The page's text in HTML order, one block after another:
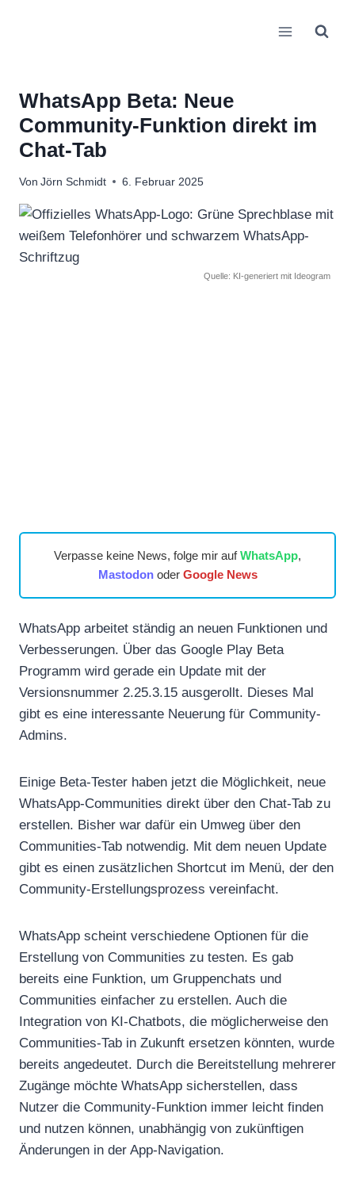
WhatsApp Beta: Neue
Community-Funktion direkt im
Chat-Tab
Von Jörn Schmidt 6. Februar 2025
Quelle: KI-generiert mit Ideogram
Verpasse keine News, folge mir aufWhatsApp,
Mastodonoder Google News
WhatsApp arbeitet ständig an neuen Funktionen und
Verbesserungen. Über das Google Play Beta
Programm wird gerade ein Update mit der
Versionsnummer 2.25.3.15 ausgerollt. Dieses Mal
gibt es eine interessante Neuerung für Community-
Admins.
Einige Beta-Tester haben jetzt die Möglichkeit, neue
WhatsApp-Communities direkt über den Chat-Tab zu
erstellen. Bisher war dafür ein Umweg über den
Communities-Tab notwendig. Mit dem neuen Update
gibt es einen zusätzlichen Shortcut im Menü, der den
Community-Erstellungsprozess vereinfacht.
WhatsApp scheint verschiedene Optionen für die
Erstellung von Communities zu testen. Es gab
bereits eine Funktion, um Gruppenchats und
Communities einfacher zu erstellen. Auch die
Integration von KI-Chatbots, die möglicherweise den
Communities-Tab in Zukunft ersetzen könnten, wurde
bereits angedeutet. Durch die Bereitstellung mehrerer
Zugänge möchte WhatsApp sicherstellen, dass
Nutzer die Community-Funktion immer leicht finden
und nutzen können, unabhängig von zukünftigen
Änderungen in der App-Navigation.